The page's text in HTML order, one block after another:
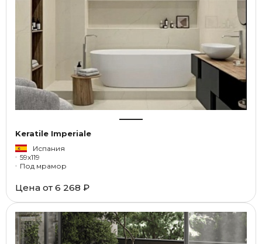
Keratile Imperiale
Испания
59x119
Под мрамор
Цена от 6 268 ₽